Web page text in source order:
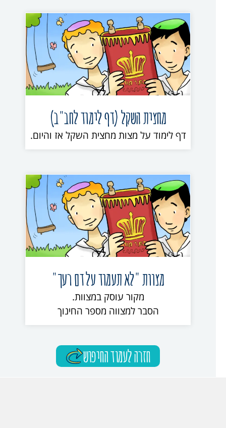
מחצית השקל (דף לימוד לחב"ב)
דף לימוד על מצות מחצית השקל אז והיום.
מצוות "לא תעמוד על דם רעך"
מקור עוסק במצוות.
הסבר למצווה מספר החינוך
חזרה לעמוד החיפוש